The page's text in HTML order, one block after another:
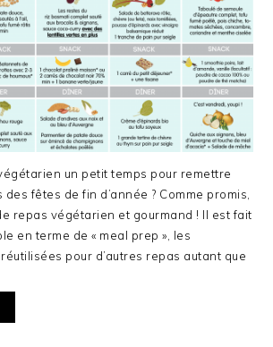
un petit temps pour remettre
fêtes de fin d’année ? Comme promis,
repas végétarien et gourmand ! Il est fait
en terme de « meal prep », les
pour d’autres repas autant que